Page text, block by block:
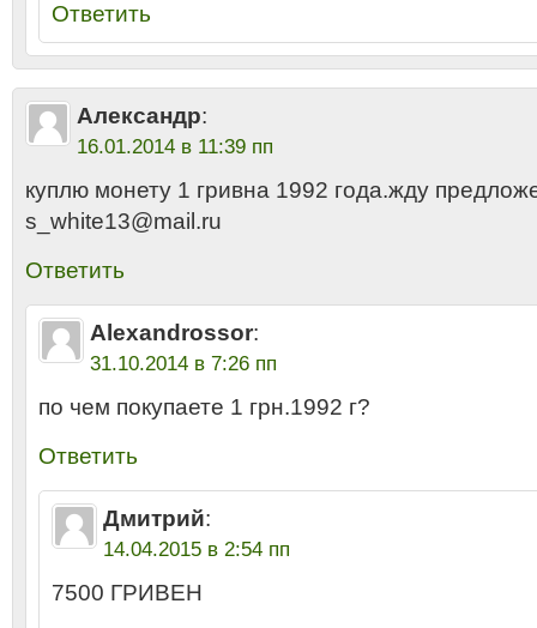
Ответить
Александр:
16.01.2014 в 11:39 пп
куплю монету 1 гривна 1992 года.жду
s_white13@mail.ru
Ответить
Alexandrossor:
31.10.2014 в 7:26 пп
по чем покупаете 1 грн.1992 г?
Ответить
Дмитрий:
14.04.2015 в 2:54 пп
7500 ГРИВЕН